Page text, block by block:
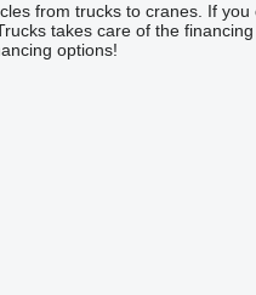
from trucks to cranes. If
takes care of the
options!